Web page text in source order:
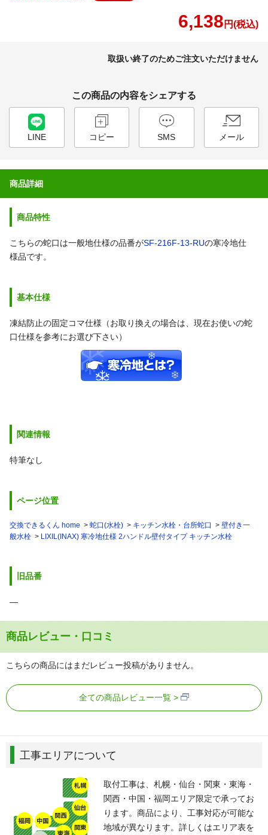
6,138 円(税込)
取扱い終了のためご注文いただけません
この商品の内容をシェアする
LINE コピー SMS メール
商品詳細
商品特性
こちらの蛇口は一般地仕様の品番がSF-216F-13-RUの寒冷地仕
様品です。
基本仕様
凍結防止の固定コマ仕様（お取り換えの場合は、現在お使いの蛇
口仕様を参考にお選び下さい）
関連情報
特筆なし
ページ位置
交換できるくん home 蛇口(水栓) キッチン水栓・台所蛇口
壁付き一
般水栓
LIXIL(INAX) 寒冷地仕様 2ハンドル壁付タイプ キッチン水栓
旧品番
―
商品レビュー・口コミ
こちらの商品にはまだレビュー投稿がありません。
全ての商品レビュー一覧
工事エリアについて
取付工事は、札幌・仙台・関東・東海・
関西・中国・福岡エリア限定で承ってお
ります。商品により、工事対応が可能な
地域が異なります。詳しくはエリア表を